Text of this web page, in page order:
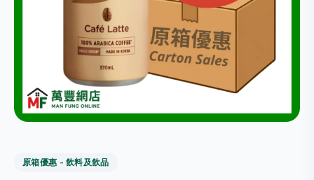
原箱優惠 - 飲料及飲品